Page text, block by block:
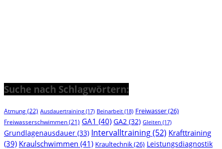
Suche nach Schlagwörtern:
Atmung(22) Ausdauertraining (17) Beinarbeit (18) Freiwasser(26)
Freiwasserschwimmen (21) GA1 (40) GA2 (32) Gleiten (17)
Grundlagenausdauer (33) Intervalltraining(52) Krafttraining
(39) Kraulschwimmen (41) Kraultechnik(26) Leistungsdiagnostik